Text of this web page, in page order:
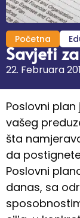
Početna
Savjeti
22. Februara
Poslovni
vašeg
šta
da
Poslovni
danas, sa